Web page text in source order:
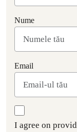
Nume
Email
I agree on